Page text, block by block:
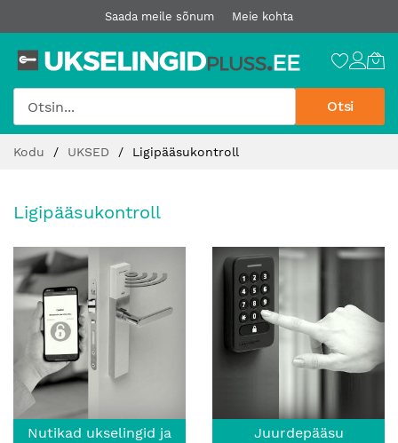
Saada meile sõnum Meie kohta
Otsi
sisu
Kodu UKSED Ligipääsukontroll
Ligipääsukontroll
Nutikad ukselingid ja
Juurdepääsu